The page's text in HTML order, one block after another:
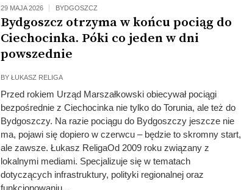
29 MAJA 2026 BYDGOSZCZ
Bydgoszcz otrzyma w końcu pociąg do
Ciechocinka. Póki co jeden w dni
powszednie
BY ŁUKASZ RELIGA
Przed rokiem Urząd Marszałkowski obiecywał pociągi
bezpośrednie z Ciechocinka nie tylko do Torunia, ale też do
Bydgoszczy. Na razie pociągu do Bydgoszczy jeszcze nie
ma, pojawi się dopiero w czerwcu – będzie to skromny start,
ale zawsze. Łukasz ReligaOd 2009 roku związany z
lokalnymi mediami. Specjalizuje się w tematach
dotyczących infrastruktury, polityki regionalnej oraz
funkcjonowaniu...